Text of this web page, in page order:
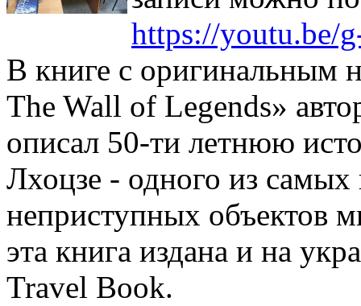
https://youtu.be/
В книге с оригинальным
The Wall of Legends»
описал 50-ти летнюю
Лхоцзе - одного из
неприступных объектов
эта книга издана и на
Travel Book.